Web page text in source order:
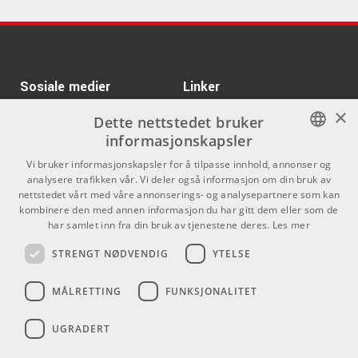
Profile FPB01 Pro
Italian Leather Guitar
Strap Black
Kr 725/stk
Profile SP100-CR
ARTIKKELNUMMER 1045916
Kr 195/stk
Sosiale medier Linker
Om Oss
Kontakt oss
Kjøpsvilkår
Butikken
Varemerker
NORWEGIAN
×
Dette nettstedet bruker
informasjonskapsler
Vi bruker informasjonskapsler for å tilpasse innhold, annonser og
analysere trafikken vår. Vi deler også informasjon om din bruk av
nettstedet vårt med våre annonserings- og analysepartnere som kan
kombinere den med annen informasjon du har gitt dem eller som de
har samlet inn fra din bruk av tjenestene deres. Les mer
STRENGT NØDVENDIG YTELSE
MÅLRETTING FUNKSJONALITET
UGRADERT